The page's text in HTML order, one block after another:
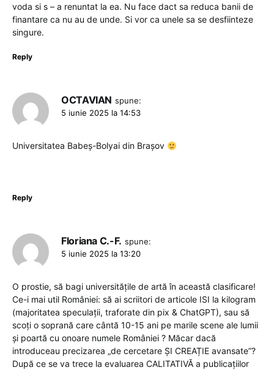
voda si s – a renuntat la ea. Nu face dact sa reduca banii de
finantare ca nu au de unde. Si vor ca unele sa se desfiinteze
singure.
Reply
OCTAVIAN spune:
5 iunie 2025 la 14:53
Universitatea Babeș-Bolyai din Brașov
Reply
Floriana C.-F. spune:
5 iunie 2025 la 13:20
O prostie, să bagi universitățile de artă în această clasificare!
Ce-i mai util României: să ai scriitori de articole ISI la kilogram
(majoritatea speculații, traforate din pix & ChatGPT), sau să
scoți o soprană care cântă 10-15 ani pe marile scene ale lumii
și poartă cu onoare numele României ? Măcar dacă
introduceau precizarea „de cercetare ȘI CREAȚIE avansate”?
După ce se va trece la evaluarea CALITATIVĂ a publicațiilor